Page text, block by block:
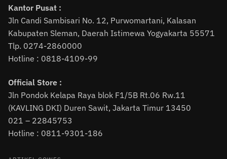
Kantor Pusat :
Jln Candi Sambisari No. 12, Purwomartani, Kalasan
Kabupaten Sleman, Daerah Istimewa Yogyakarta 55571
Tlp. 0274-2860000
Hotline : 0818-4109-99
Official Store :
Jln Pondok Kelapa Raya blok F1/5B Rt.06 Rw.11
(KAVLING DKI) Duren Sawit, Jakarta Timur 13450
021 – 22845753
Hotline : 0811-9301-186